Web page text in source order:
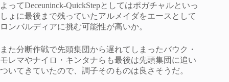
よってDeceuninck-QuickStepとしてはポガチャルといっ
しょに最後まで残っていたアルメイダをエースとして
ロンバルディアに挑む可能性が高いか。
また分断作戦で先頭集団から遅れてしまったバウク・
モレマやナイロ・キンタナらも最後は先頭集団に追い
ついてきていたので、調子そのものは良さそうだ。